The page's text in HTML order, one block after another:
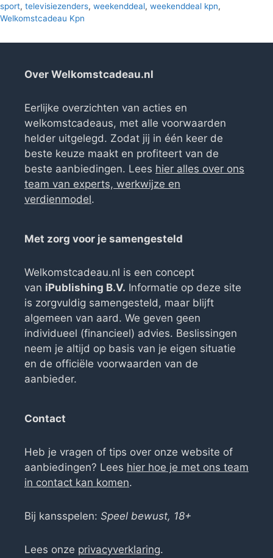
sport, televisiezenders, weekenddeal, weekenddeal kpn,
Welkomstcadeau Kpn
Over Welkomstcadeau.nl
Eerlijke overzichten van acties en
welkomstcadeaus, met alle voorwaarden
helder uitgelegd. Zodat jij in één keer de
beste keuze maakt en profiteert van de
beste aanbiedingen. Lees hier alles over ons
team van experts, werkwijze en
verdienmodel.
Met zorg voor je samengesteld
Welkomstcadeau.nl is een concept
van iPublishing B.V. Informatie op deze site
is zorgvuldig samengesteld, maar blijft
algemeen van aard. We geven geen
individueel (financieel) advies. Beslissingen
neem je altijd op basis van je eigen situatie
en de officiële voorwaarden van de
aanbieder.
Contact
Heb je vragen of tips over onze website of
aanbiedingen? Lees hier hoe je met ons team
in contact kan komen.
Bij kansspelen: Speel bewust, 18+
Lees onze privacyverklaring.